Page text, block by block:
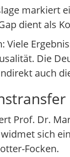
markiert
dient als
Viele
Die
auch
Prof. Dr.
sich
Focken.